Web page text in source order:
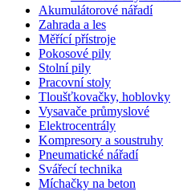
Akumulátorové nářadí
Zahrada a les
Měřící přístroje
Pokosové pily
Stolní pily
Pracovní stoly
Tloušťkovačky, hoblovky
Vysavače průmyslové
Elektrocentrály
Kompresory a soustruhy
Pneumatické nářadí
Svářecí technika
Míchačky na beton